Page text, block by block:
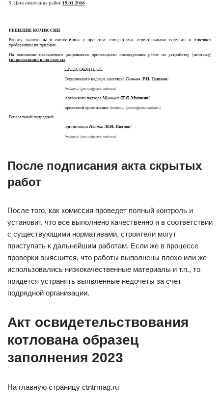
После подписания акта скрытых
работ
После того, как комиссия проведет полный контроль и
установит, что все выполнено качественно и в соответствии
с существующими нормативами, строители могут
приступать к дальнейшим работам. Если же в процессе
проверки выяснится, что работы выполнены плохо или же
использовались низкокачественные материалы и т.п., то
придется устранять выявленные недочеты за счет
подрядной организации.
Акт освидетельствования
котлована образец
заполнения 2023
На главную страницу ctntrmag.ru